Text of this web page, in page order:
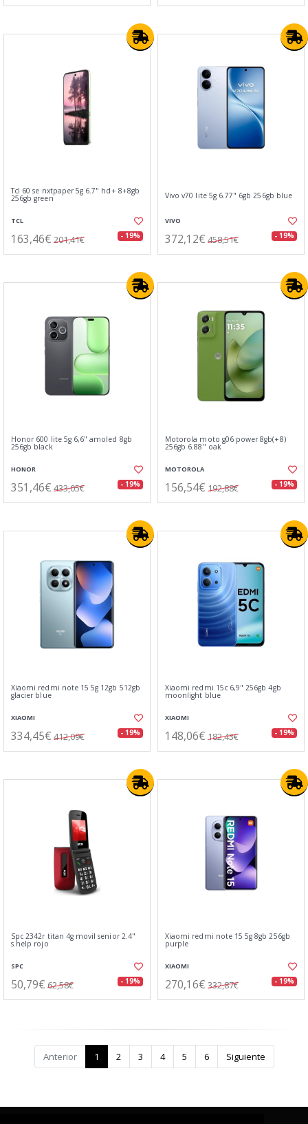
Tcl 60 se nxtpaper 5g 6.7" hd+ 8+8gb
256gb green
TCL
163,46€ 201,41€ - 19%
Vivo v70 lite 5g 6.77" 6gb 256gb blue
VIVO
372,12€ 458,51€ - 19%
Honor 600 lite 5g 6,6" amoled 8gb
256gb black
HONOR
351,46€ 433,05€ - 19%
Motorola moto g06 power 8gb(+8)
256gb 6.88" oak
MOTOROLA
156,54€ 192,88€ - 19%
Xiaomi redmi note 15 5g 12gb 512gb
glacier blue
XIAOMI
334,45€ 412,09€ - 19%
Xiaomi redmi 15c 6,9" 256gb 4gb
moonlight blue
XIAOMI
148,06€ 182,43€ - 19%
Spc 2342r titan 4g movil senior 2.4"
s.help rojo
SPC
50,79€ 62,58€ - 19%
Xiaomi redmi note 15 5g 8gb 256gb
purple
XIAOMI
270,16€ 332,87€ - 19%
Anterior 1 2 3 4 5 6 Siguiente